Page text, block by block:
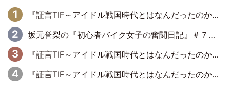
『証言TIF～アイドル戦国時代とはなんだったのか～』第11回：私立恵比寿中学・真山りか×安本彩花「TIFで10年ぶりのキョンシーメイクをしたら、場を完全に引かせてしまって。時代が変わったんだなって」
坂元誉梨の『初心者バイク女子の奮闘日記』＃７７「我慢大会してませんか？」
『証言TIF～アイドル戦国時代とはなんだったのか～』第10回：さくら学院・武藤彩未×飯田らうら「正直、中3で辞めるというのを信じてなくて。そう言われてはいたけど、嘘でしょって」
『証言TIF～アイドル戦国時代とはなんだったのか～』第8回：Negicco・Nao☆×Megu×Kaede「東京からオファーが来たのと、梨の皮剥きとどっちが大事なんだって」